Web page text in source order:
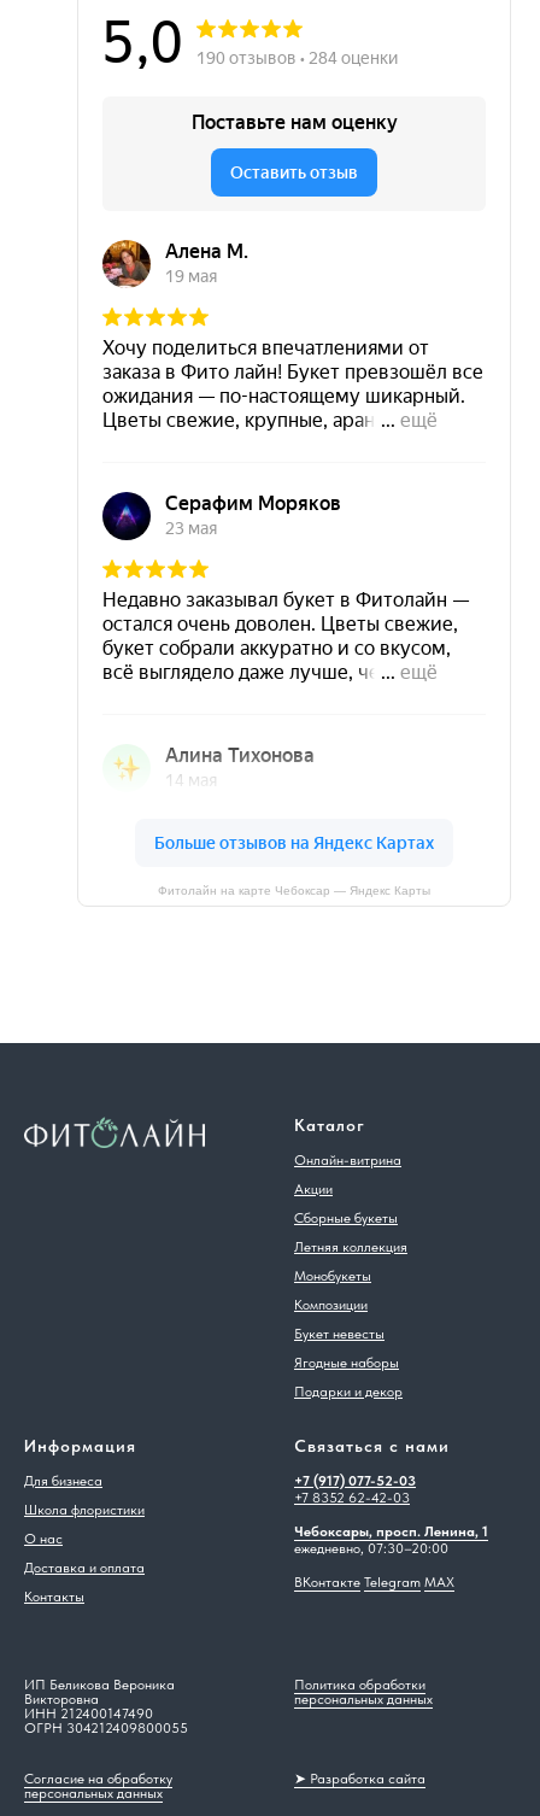
Фитолайн на карте Чебоксар — Яндекс Карты
Каталог
Онлайн-витрина
Акции
Сборные букеты
Летняя коллекция
Монобукеты
Композиции
Букет невесты
Ягодные наборы
Подарки и декор
Информация
Для бизнеса
Школа флористики
О нас
Доставка и оплата
Контакты
Связаться с нами
+7 (917) 077-52-03
+7 8352 62-42-03
Чебоксары, просп. Ленина, 1
ежедневно, 07:30–20:00
ВКонтакте Telegram MAX
ИП Беликова Вероника
Викторовна
ИНН 212400147490
ОГРН 304212409800055
Политика обработки
персональных данных
Согласие на обработку
персональных данных
➤ Разработка сайта